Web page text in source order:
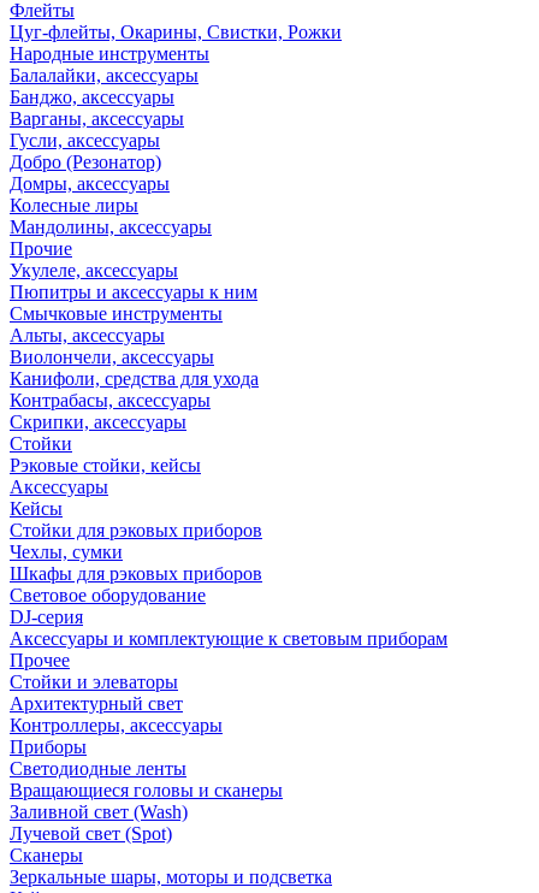
Флейты
Цуг-флейты, Окарины, Свистки, Рожки
Народные инструменты
Балалайки, аксессуары
Банджо, аксессуары
Варганы, аксессуары
Гусли, аксессуары
Добро (Резонатор)
Домры, аксессуары
Колесные лиры
Мандолины, аксессуары
Прочие
Укулеле, аксессуары
Пюпитры и аксессуары к ним
Смычковые инструменты
Альты, аксессуары
Виолончели, аксессуары
Канифоли, средства для ухода
Контрабасы, аксессуары
Скрипки, аксессуары
Стойки
Рэковые стойки, кейсы
Аксессуары
Кейсы
Стойки для рэковых приборов
Чехлы, сумки
Шкафы для рэковых приборов
Световое оборудование
DJ-серия
Аксессуары и комплектующие к световым приборам
Прочее
Стойки и элеваторы
Архитектурный свет
Контроллеры, аксессуары
Приборы
Светодиодные ленты
Вращающиеся головы и сканеры
Заливной свет (Wash)
Лучевой свет (Spot)
Сканеры
Зеркальные шары, моторы и подсветка